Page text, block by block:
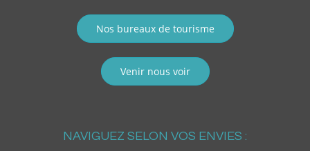
Nos bureaux de tourisme
Venir nous voir
NAVIGUEZ SELON VOS ENVIES :